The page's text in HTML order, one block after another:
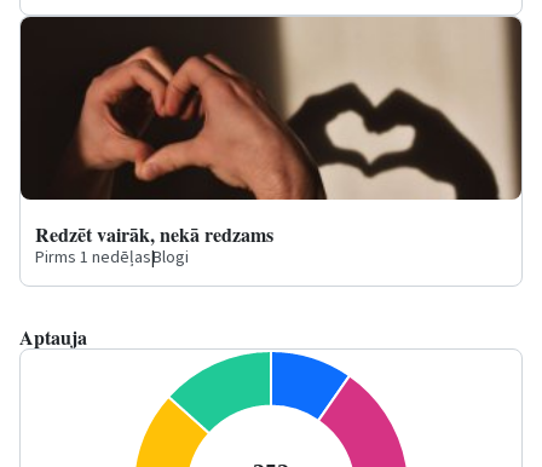
Redzēt vairāk, nekā redzams
Pirms 1 nedēļas|Blogi
Aptauja